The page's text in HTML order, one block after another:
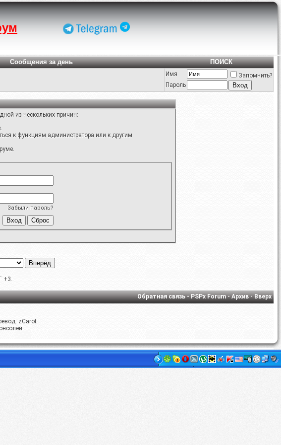
Сообщения за день
ПОИСК
Имя
Запомнить?
Пароль
из нескольких причин:
к функциям администратора или к другим
Забыли пароль?
+3.
Обратная связь-PSPx Forum-Архив-Вверх
zCarot